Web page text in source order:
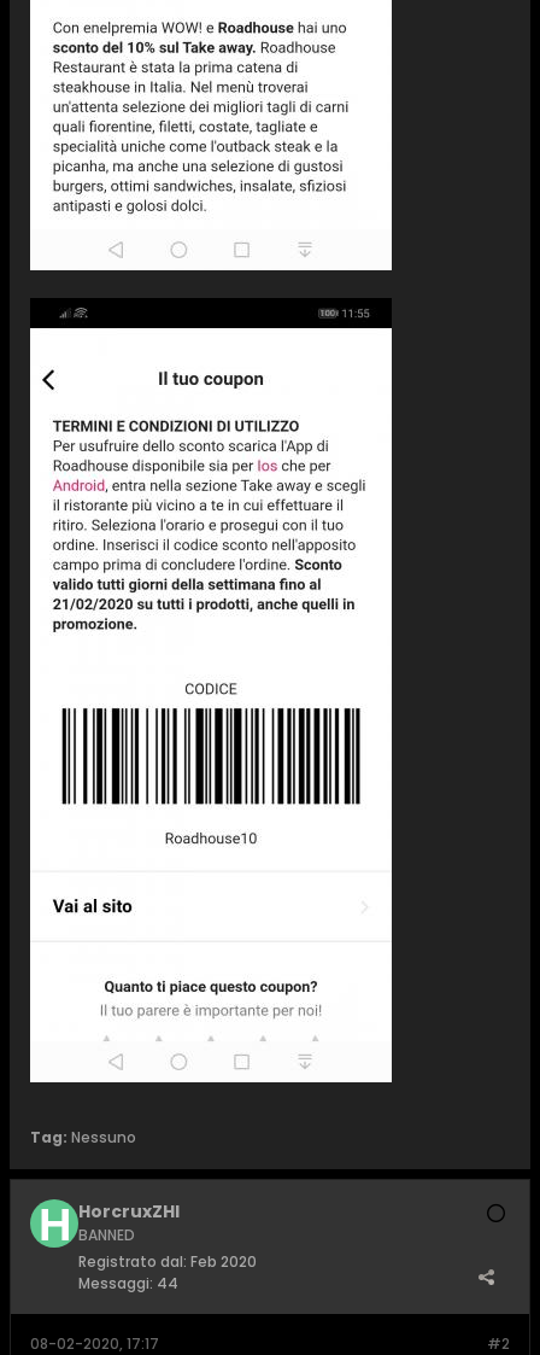
Tag: Nessuno
HorcruxZHI
BANNED
Registrato dal: Feb 2020
Messaggi: 44
#2
08-02-2020, 17:17